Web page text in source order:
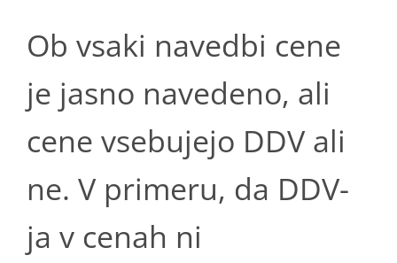
Ob vsaki navedbi cene
je jasno navedeno, ali
cene vsebujejo DDV ali
ne. V primeru, da DDV-
ja v cenah ni